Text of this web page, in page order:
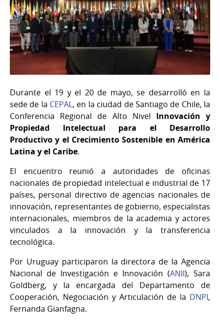
Durante el 19 y el 20 de mayo, se desarrolló en la
sede de la CEPAL, en la ciudad de Santiago de Chile, la
Conferencia Regional de Alto Nivel Innovación y
Propiedad Intelectual para el Desarrollo
Productivo y el Crecimiento Sostenible en América
Latina y el Caribe.
El encuentro reunió a autoridades de oficinas
nacionales de propiedad intelectual e industrial de 17
países, personal directivo de agencias nacionales de
innovación, representantes de gobierno, especialistas
internacionales, miembros de la academia y actores
vinculados a la innovación y la transferencia
tecnológica.
Por Uruguay participaron la directora de la Agencia
Nacional de Investigación e Innovación (ANII), Sara
Goldberg, y la encargada del Departamento de
Cooperación, Negociación y Articulación de la DNPI,
Fernanda Gianfagna.